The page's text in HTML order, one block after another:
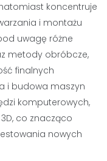
koncentruje
i montażu
uwagę różne
metody obróbcze,
finalnych
i budowa maszyn
komputerowych,
co znacząco
nowych